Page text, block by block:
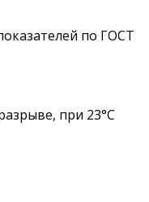
по ГОСТ
при 23°С